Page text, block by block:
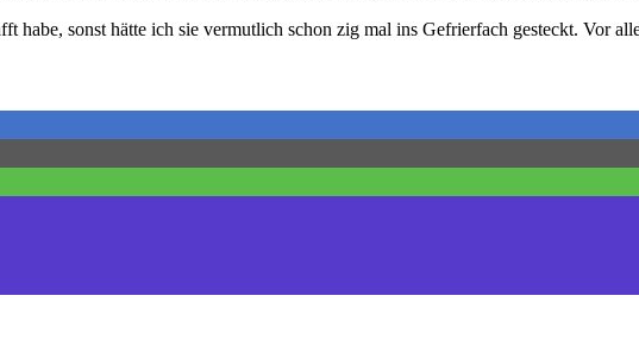
habe, sonst hätte ich sie vermutlich schon zig mal ins Gefrierfach gesteckt. Vor